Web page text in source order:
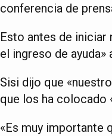
conferencia de
Esto antes de iniciar
el ingreso de ayuda»
Sisi dijo que
que los ha colocado
«Es muy importante